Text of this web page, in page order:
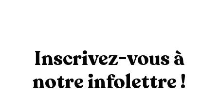
Inscrivez-vous à
notre infolettre !